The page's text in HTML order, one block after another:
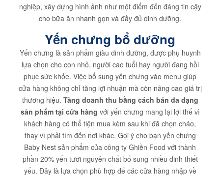
nghiệp, xây dựng hình ảnh như một điểm đến đáng tin cậy
cho bữa ăn nhanh gọn và đầy đủ dinh dưỡng.
Yến chưng bổ dưỡng
Yến chưng là sản phẩm giàu dinh dưỡng, được phụ huynh
lựa chọn cho con nhỏ, người cao tuổi hay người đang hồi
phục sức khỏe. Việc bổ sung yến chưng vào menu giúp
cửa hàng không chỉ tăng lợi nhuận mà còn nâng cao giá trị
thương hiệu. Tăng doanh thu bằng cách bán đa dạng
sản phẩm tại cửa hàng với yến chưng mang lại lợi thế vì
khách hàng có thể tiện mua kèm sau khi đã chọn cháo,
thay vì phải tìm đến nơi khác. Gợi ý cho bạn yến chưng
Baby Nest sản phẩm của công ty Ghiền Food với thành
phần 20% yến tươi nguyên chất bổ sung nhiều dinh thiết
yếu. Đây là lựa chọn phù hợp để các cửa hàng nhập về